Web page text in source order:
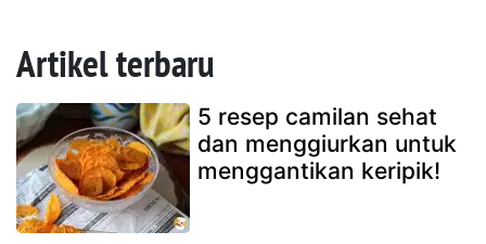
Artikel terbaru
5 resep camilan sehat
dan menggiurkan untuk
menggantikan keripik!